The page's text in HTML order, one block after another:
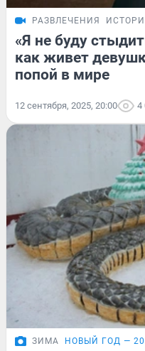
РАЗВЛЕЧЕНИЯ
«Я не буду
как живет
попой в мире
12 сентября, 2025, 20:00 4
ЗИМА НОВЫЙ ГОД —